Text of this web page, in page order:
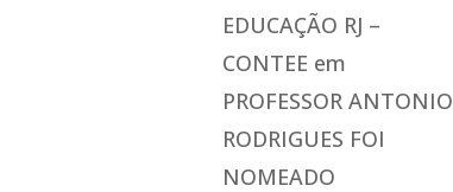
EDUCAÇÃO RJ –
CONTEE em
PROFESSOR ANTONIO
RODRIGUES FOI
NOMEADO